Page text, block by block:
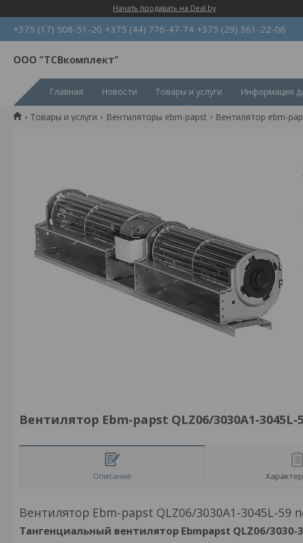
Начать продавать на Deal.by
+375 (17) 508-51-20 +375 (44) 776-47-74 +375 (29) 361-22-06
ООО "ТСВкомплект"
Главная Новости Товары и услуги Информация
Товары и услуги Вентиляторы ebm-papst Вентилятор ebm-
Вентилятор Ebm-papst QLZ06/3030A1-3045L-
Описание
Вентилятор Ebm-papst QLZ06/3030A1-3045L-59
Тангенциальный вентилятор Ebmpapst QLZ06/3030-